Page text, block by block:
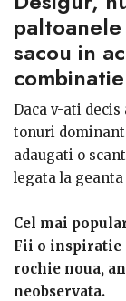
sacou in
Daca v-ati
tonuri
adaugati o
legata la
Cel mai
integrat chiar și
teniși și ghete
imprimeul
Fii o inspiratie
rochie noua,
neobservata.